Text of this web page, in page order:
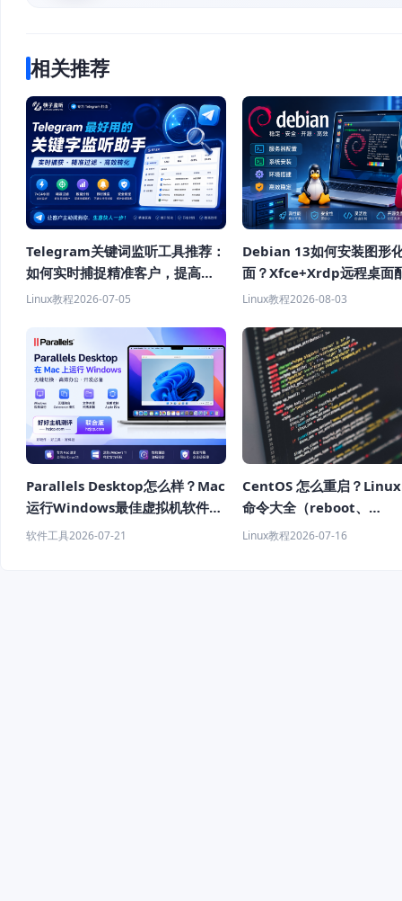
相关推荐
Telegram关键词监听工具推荐：
如何实时捕捉精准客户，提高获
客效率？
Linux教程2026-07-05
Debian 13如何安装图形
面？Xfce+Xrdp远程桌面
程
Linux教程2026-08-03
Parallels Desktop怎么样？Mac
运行Windows最佳虚拟机软件推
荐
软件工具2026-07-21
CentOS 怎么重启？
命令大全（reboot、
shutdown、systemctl
Linux教程2026-07-16